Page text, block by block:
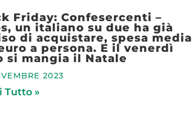
Friday: Confesercenti –
un italiano su due ha già
di acquistare, spesa media
a persona. E il venerdì
si mangia il Natale
2023
Tutto »